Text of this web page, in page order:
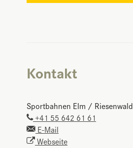
Kontakt
Sportbahnen Elm / Riesenwald
+41 55 642 61 61
E-Mail
Webseite